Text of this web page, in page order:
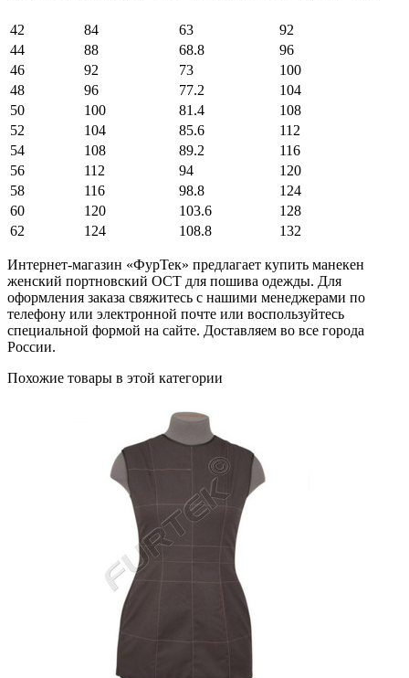
42 84 63
92
44
88 68.8
96
46
92 73
100
48
96 77.2
104
50
100 81.4
108
52
104 85.6
112
54
108 89.2
116
56
112 94
120
58
116 98.8
124
60
120 103.6
128
62
124 108.8 132
Интернет-магазин «ФурТек» предлагает купить манекен
женский портновский ОСТ для пошива одежды. Для
оформления заказа свяжитесь с нашими менеджерами по
телефону или электронной почте или воспользуйтесь
специальной формой на сайте. Доставляем во все города
России.
Похожие товары в этой категории